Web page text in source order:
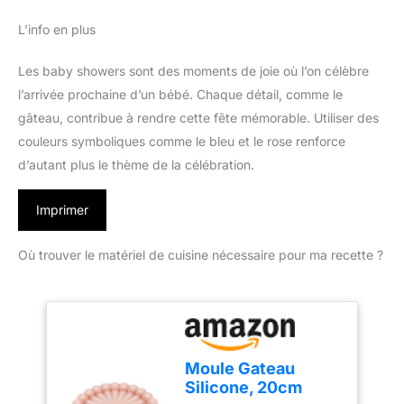
L’info en plus
Les baby showers sont des moments de joie où l’on célèbre
l’arrivée prochaine d’un bébé. Chaque détail, comme le
gâteau, contribue à rendre cette fête mémorable. Utiliser des
couleurs symboliques comme le bleu et le rose renforce
d’autant plus le thème de la célébration.
Imprimer
Où trouver le matériel de cuisine nécessaire pour ma recette ?
Moule Gateau
Silicone, 20cm